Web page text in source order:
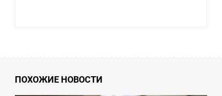
ПОХОЖИЕ НОВОСТИ